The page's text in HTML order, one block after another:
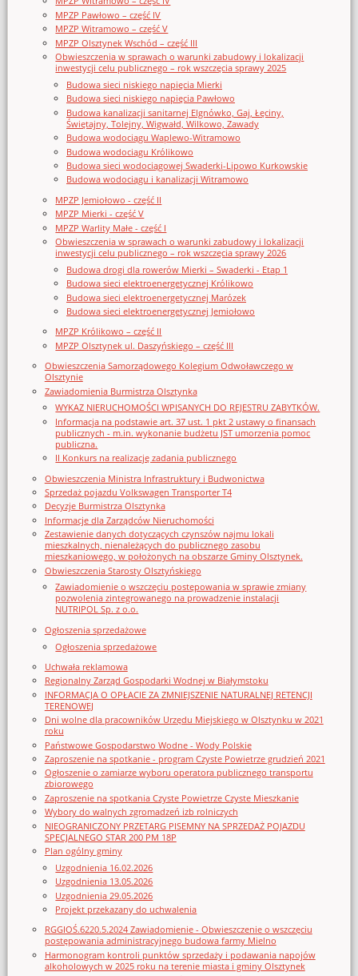
MPZP Pawłowo – część IV
MPZP Witramowo – część V
MPZP Olsztynek Wschód – część III
Obwieszczenia w sprawach o warunki zabudowy i lokalizacji
inwestycji celu publicznego – rok wszczęcia sprawy 2025
Budowa sieci niskiego napięcia Mierki
Budowa sieci niskiego napięcia Pawłowo
Budowa kanalizacji sanitarnej Elgnówko, Gaj, Łęciny,
Świętajny, Tolejny, Wigwałd, Wilkowo, Zawady
Budowa wodociągu Waplewo-Witramowo
Budowa wodociągu Królikowo
Budowa sieci wodociągowej Swaderki-Lipowo Kurkowskie
Budowa wodociągu i kanalizacji Witramowo
MPZP Jemiołowo - część II
MPZP Mierki - część V
MPZP Warlity Małe - część I
Obwieszczenia w sprawach o warunki zabudowy i lokalizacji
inwestycji celu publicznego – rok wszczęcia sprawy 2026
Budowa drogi dla rowerów Mierki – Swaderki - Etap 1
Budowa sieci elektroenergetycznej Królikowo
Budowa sieci elektroenergetycznej Marózek
Budowa sieci elektroenergetycznej Jemiołowo
MPZP Królikowo – część II
MPZP Olsztynek ul. Daszyńskiego – część III
Obwieszczenia Samorządowego Kolegium Odwoławczego w
Olsztynie
Zawiadomienia Burmistrza Olsztynka
WYKAZ NIERUCHOMOŚCI WPISANYCH DO REJESTRU ZABYTKÓW.
Informacja na podstawie art. 37 ust. 1 pkt 2 ustawy o finansach
publicznych - m.in. wykonanie budżetu JST umorzenia pomoc
publiczna.
II Konkurs na realizację zadania publicznego
Obwieszczenia Ministra Infrastruktury i Budwonictwa
Sprzedaż pojazdu Volkswagen Transporter T4
Decyzje Burmistrza Olsztynka
Informacje dla Zarządców Nieruchomości
Zestawienie danych dotyczących czynszów najmu lokali
mieszkalnych, nienależących do publicznego zasobu
mieszkaniowego, w położonych na obszarze Gminy Olsztynek.
Obwieszczenia Starosty Olsztyńskiego
Zawiadomienie o wszczęciu postępowania w sprawie zmiany
pozwolenia zintegrowanego na prowadzenie instalacji
NUTRIPOL Sp. z o.o.
Ogłoszenia sprzedażowe
Ogłoszenia sprzedażowe
Uchwała reklamowa
Regionalny Zarząd Gospodarki Wodnej w Białymstoku
INFORMACJA O OPŁACIE ZA ZMNIEJSZENIE NATURALNEJ RETENCJI
TERENOWEJ
Dni wolne dla pracowników Urzędu Miejskiego w Olsztynku w 2021
roku
Państwowe Gospodarstwo Wodne - Wody Polskie
Zaproszenie na spotkanie - program Czyste Powietrze grudzień 2021
Ogłoszenie o zamiarze wyboru operatora publicznego transportu
zbiorowego
Zaproszenie na spotkania Czyste Powietrze Czyste Mieszkanie
Wybory do walnych zgromadzeń izb rolniczych
NIEOGRANICZONY PRZETARG PISEMNY NA SPRZEDAŻ POJAZDU
SPECJALNEGO STAR 200 PM 18P
Plan ogólny gminy
Uzgodnienia 16.02.2026
Uzgodnienia 13.05.2026
Uzgodnienia 29.05.2026
Projekt przekazany do uchwalenia
RGGIOŚ.6220.5.2024 Zawiadomienie - Obwieszczenie o wszczęciu
postępowania administracyjnego budowa farmy Mielno
Harmonogram kontroli punktów sprzedaży i podawania napojów
alkoholowych w 2025 roku na terenie miasta i gminy Olsztynek